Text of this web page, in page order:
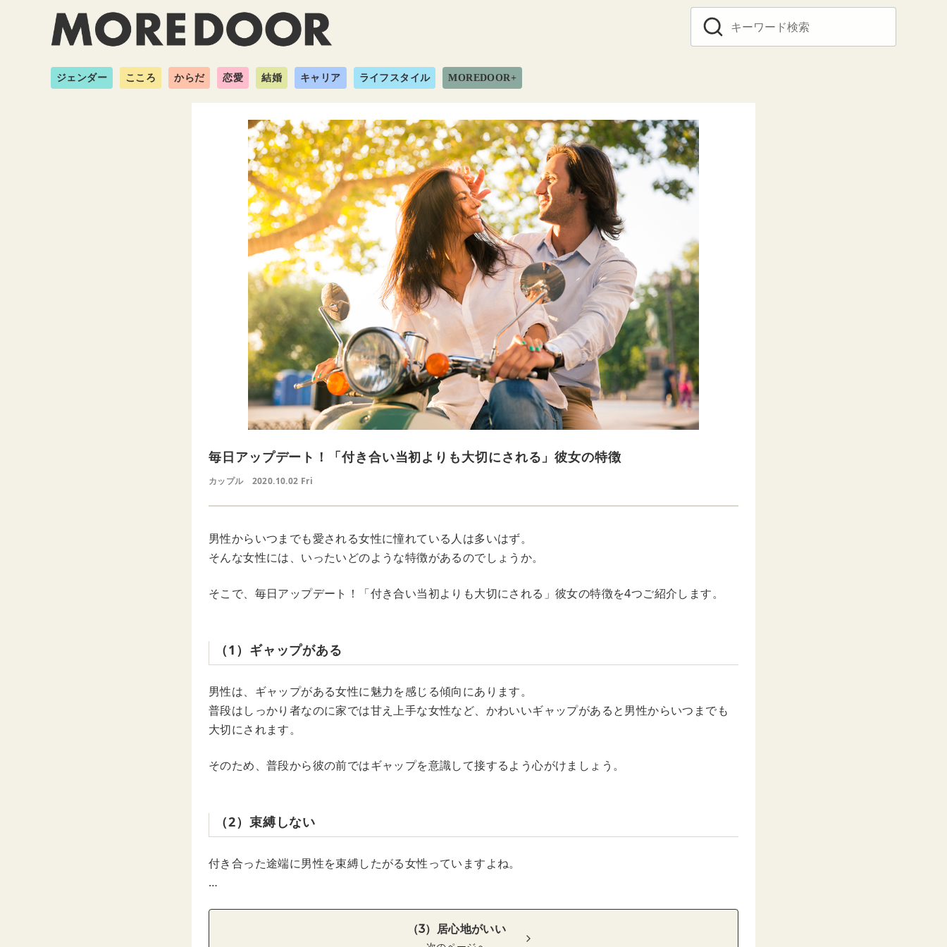
ジェンダー こころ からだ 恋愛 結婚 キャリア ライフスタイル MOREDOOR+
毎日アップデート！「付き合い当初よりも大切にされる」彼女の特徴
カップル 2020.10.02 Fri
男性からいつまでも愛される女性に憧れている人は多いはず。
そんな女性には、いったいどのような特徴があるのでしょうか。
そこで、毎日アップデート！「付き合い当初よりも大切にされる」彼女の特徴を4つご紹介します。
（1）ギャップがある
男性は、ギャップがある女性に魅力を感じる傾向にあります。
普段はしっかり者なのに家では甘え上手な女性など、かわいいギャップがあると男性からいつまでも
大切にされます。
そのため、普段から彼の前ではギャップを意識して接するよう心がけましょう。
（2）束縛しない
付き合った途端に男性を束縛したがる女性っていますよね。
…
（3）居心地がいい